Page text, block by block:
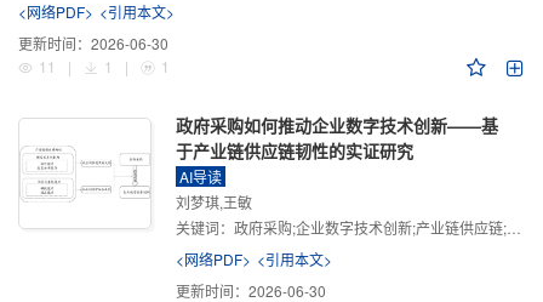
<网络PDF> <引用本文>
更新时间： 2026-06-30
11
| 1 | 1
政府采购如何推动企业数字技术创新——基
于产业链供应链韧性的实证研究
AI导读
刘梦琪,王敏
关键词： 政府采购;企业数字技术创新;产业链供应链;产业链供应链韧性;需求侧财政政策
<网络PDF> <引用本文>
更新时间： 2026-06-30